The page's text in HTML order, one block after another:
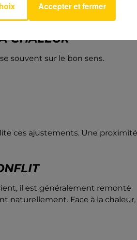
CHALEUR
souvent sur le bon sens.
ces ajustements. Une proximité
il est généralement remonté
naturellement. Face à la chaleur,
Accepter et fermer